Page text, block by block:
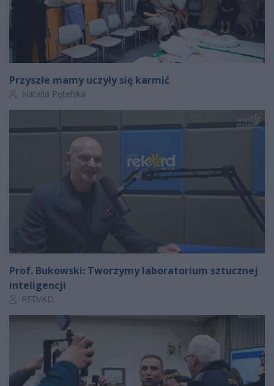
Przyszłe mamy uczyły się karmić
Autor artykułu:
Natalia Pętelska
Prof. Bukowski: Tworzymy laboratorium sztucznej
inteligencji
Autor artykułu:
RED/KD